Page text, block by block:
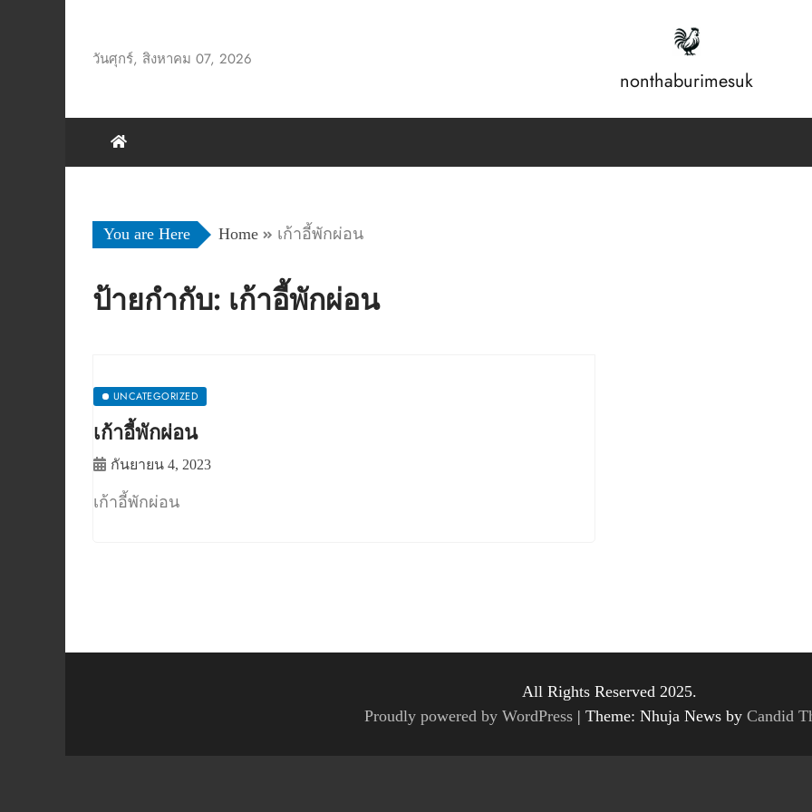
contentวันศุกร์, สิงหาคม 07, 2026
nonthaburimesuk
You are Here Home เก้าอี้พักผ่อน
ป้ายกำกับ: เก้าอี้พักผ่อน
UNCATEGORIZED
เก้าอี้พักผ่อน
กันยายน 4, 2023
เก้าอี้พักผ่อน
All Rights Reserved 2025.
Proudly powered by WordPress | Theme: Nhuja News by Candid